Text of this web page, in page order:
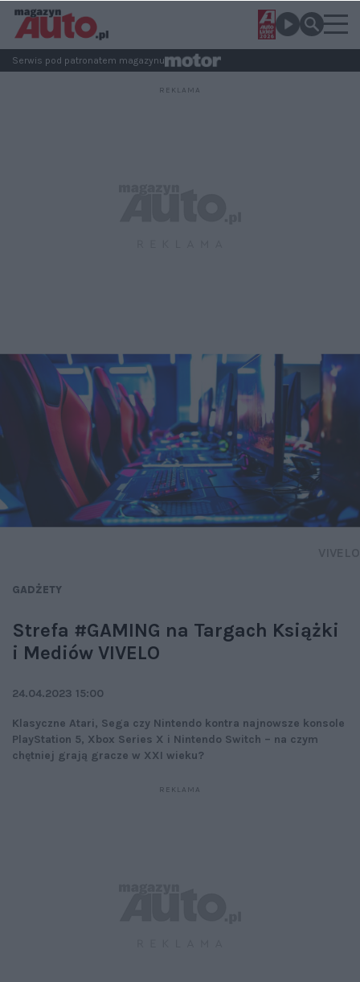
Serwis pod patronatem magazynu
GADŻETY
Strefa #GAMING na Targach Książki
i Mediów VIVELO
24.04.2023 15:00
Klasyczne Atari, Sega czy Nintendo kontra najnowsze konsole
PlayStation 5, Xbox Series X i Nintendo Switch – na czym
chętniej grają gracze w XXI wieku?